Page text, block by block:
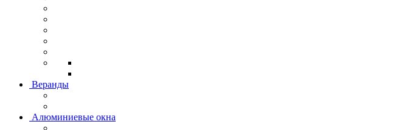
Веранды
Алюминиевые окна